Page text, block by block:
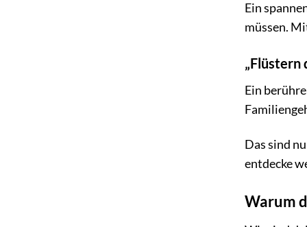
Ein
müssen.
„Flüstern
Ein
Das sind
entdecke
Warum